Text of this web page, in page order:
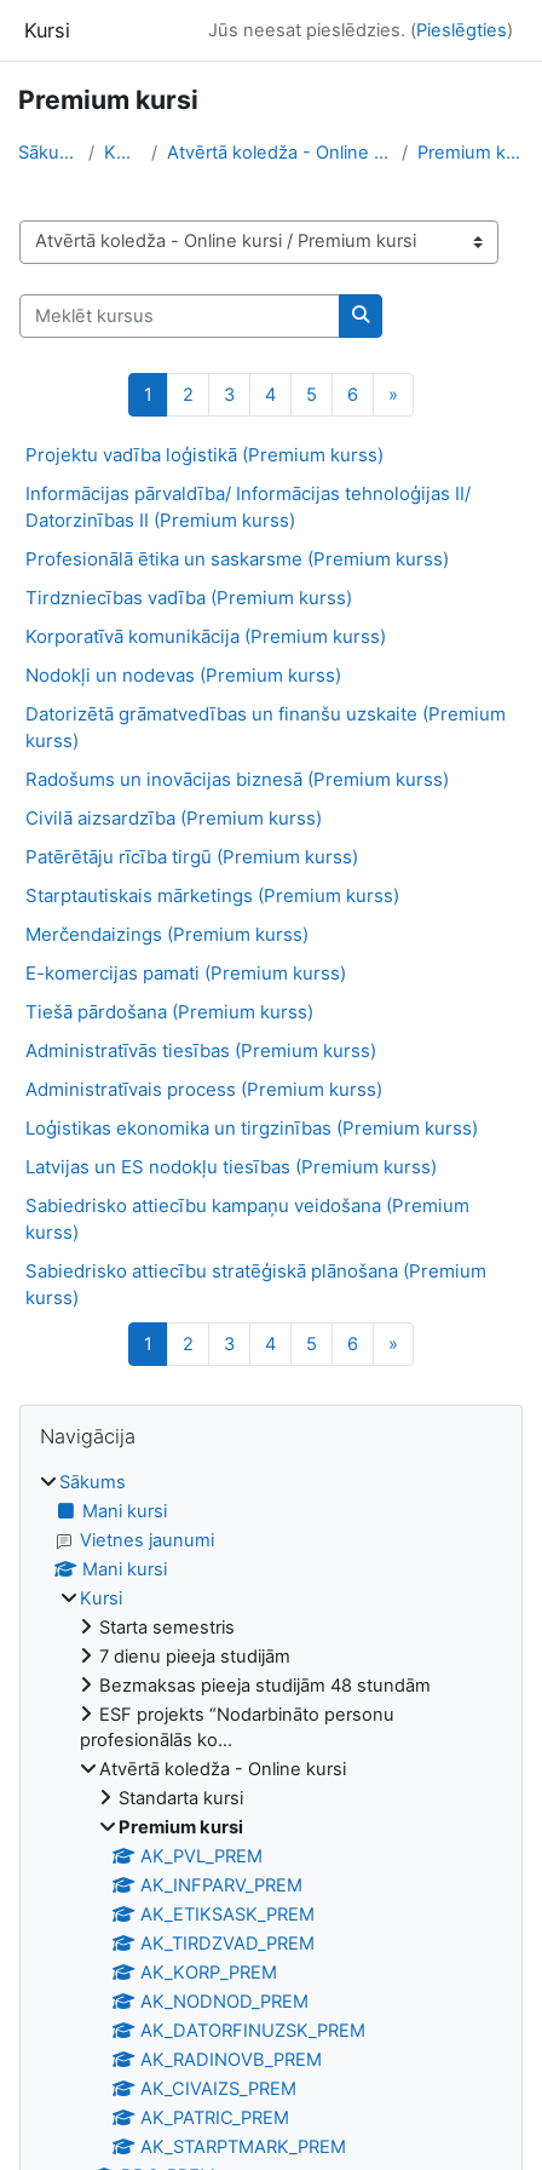
Kursi Jūs neesat pieslēdzies. (Pieslēgties)
Premium kursi
Sākums Kursi Atvērtā koledža - Online kursi Premium kursi
Kursu kategorijas
Meklēt kursus
Meklēt kursus
1 Lapa 1
2 Lapa 2
3Lapa 3
4Lapa 4
5 Lapa 5
6Lapa 6
»
Projektu vadība loģistikā (Premium kurss)
Informācijas pārvaldība/ Informācijas tehnoloģijas II/
Datorzinības II (Premium kurss)
Profesionālā ētika un saskarsme (Premium kurss)
Tirdzniecības vadība (Premium kurss)
Korporatīvā komunikācija (Premium kurss)
Nodokļi un nodevas (Premium kurss)
Datorizētā grāmatvedības un finanšu uzskaite (Premium
kurss)
Radošums un inovācijas biznesā (Premium kurss)
Civilā aizsardzība (Premium kurss)
Patērētāju rīcība tirgū (Premium kurss)
Starptautiskais mārketings (Premium kurss)
Merčendaizings (Premium kurss)
E-komercijas pamati (Premium kurss)
Tiešā pārdošana (Premium kurss)
Administratīvās tiesības (Premium kurss)
Administratīvais process (Premium kurss)
Loģistikas ekonomika un tirgzinības (Premium kurss)
Latvijas un ES nodokļu tiesības (Premium kurss)
Sabiedrisko attiecību kampaņu veidošana (Premium
kurss)
Sabiedrisko attiecību stratēģiskā plānošana (Premium
kurss)
1 Lapa 1
2 Lapa 2
3Lapa 3
4Lapa 4
5 Lapa 5
6Lapa 6
»
Bloki
Navigācija
Sākums
Mani kursi
Vietnes jaunumi
Mani kursi
Kursi
Starta semestris
7 dienu pieeja studijām
Bezmaksas pieeja studijām 48 stundām
ESF projekts “Nodarbināto personu
profesionālās ko...
Atvērtā koledža - Online kursi
Standarta kursi
Premium kursi
AK_PVL_PREM
AK_INFPARV_PREM
AK_ETIKSASK_PREM
AK_TIRDZVAD_PREM
AK_KORP_PREM
AK_NODNOD_PREM
AK_DATORFINUZSK_PREM
AK_RADINOVB_PREM
AK_CIVAIZS_PREM
AK_PATRIC_PREM
AK_STARPTMARK_PREM